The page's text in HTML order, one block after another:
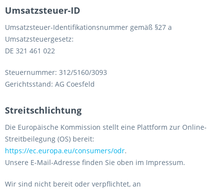
Umsatzsteuer-ID
Umsatzsteuer-Identifikationsnummer gemäß §27 a
Umsatzsteuergesetz:
DE 321 461 022
Steuernummer: 312/5160/3093
Gerichtsstand: AG Coesfeld
Streitschlichtung
Die Europäische Kommission stellt eine Plattform zur Online-
Streitbeilegung (OS) bereit:
https://ec.europa.eu/consumers/odr.
Unsere E-Mail-Adresse finden Sie oben im Impressum.
Wir sind nicht bereit oder verpflichtet, an